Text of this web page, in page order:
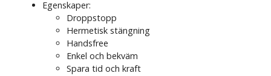
Egenskaper:
Droppstopp
Hermetisk stängning
Handsfree
Enkel och bekväm
Spara tid och kraft